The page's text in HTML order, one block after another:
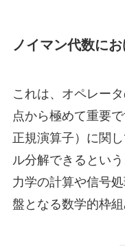
ノイマン代数に
これは、オペレー
点から極めて重要
正規演算子）に関
ル分解できるとい
力学の計算や信号
盤となる数学的枠